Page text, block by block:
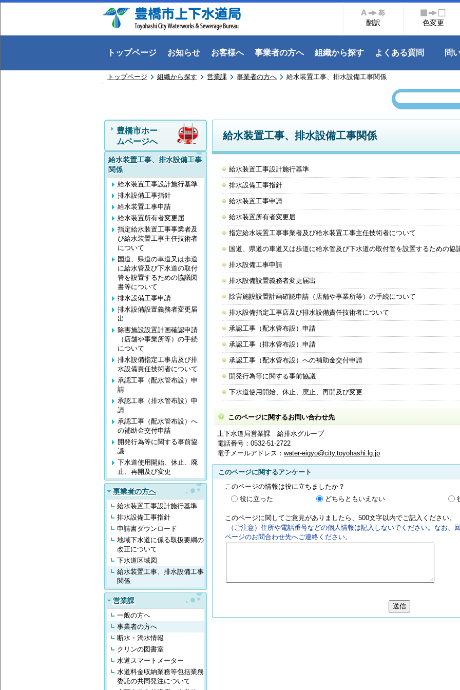
翻訳 色変更
トップページ お知らせ お客様へ 事業者の方へ 組織から探す よくある質問 問
トップページ 組織から探す 営業課 事業者の方へ 給水装置工事、排水設備工事関係
豊橋市ホー
ムページへ
給水装置工事、排水設備工事
関係
給水装置工事設計施行基準
排水設備工事指針
給水装置工事申請
給水装置所有者変更届
指定給水装置工事事業者及
び給水装置工事主任技術者
について
国道、県道の車道又は歩道
に給水管及び下水道の取付
管を設置するための協議図
書等について
排水設備工事申請
排水設備設置義務者変更届
出
除害施設設置計画確認申請
（店舗や事業所等）の手続
について
排水設備指定工事店及び排
水設備責任技術者について
承認工事（配水管布設）申
請
承認工事（排水管布設）申
請
承認工事（配水管布設）へ
の補助金交付申請
開発行為等に関する事前協
議
下水道使用開始、休止、廃
止、再開及び変更
事業者の方へ
給水装置工事設計施行基準
排水設備工事指針
申請書ダウンロード
地域下水道に係る取扱要綱の
改正について
下水道区域図
給水装置工事、排水設備工事
関係
営業課
一般の方へ
事業者の方へ
断水・濁水情報
クリンの図書室
水道スマートメーター
水道料金収納業務等包括業務
委託の共同発注について
給水装置工事、排水設備工事関係
給水装置工事設計施行基準
排水設備工事指針
給水装置工事申請
給水装置所有者変更届
指定給水装置工事事業者及び給水装置工事主任技術者について
国道、県道の車道又は歩道に給水管及び下水道の取付管を設置するための協
排水設備工事申請
排水設備設置義務者変更届出
除害施設設置計画確認申請（店舗や事業所等）の手続について
排水設備指定工事店及び排水設備責任技術者について
承認工事（配水管布設）申請
承認工事（排水管布設）申請
承認工事（配水管布設）への補助金交付申請
開発行為等に関する事前協議
下水道使用開始、休止、廃止、再開及び変更
このページに関するお問い合わせ先
上下水道局営業課 給排水グループ
電話番号：0532-51-2722
電子メールアドレス： water-eigyo@city.toyohashi.lg.jp
このページに関するアンケート
このページの情報は役に立ちましたか？
役に立った
どちらともいえない
このページに関してご意見がありましたら、500文字以内でご記入ください。
（ご注意）住所や電話番号などの個人情報は記入しないでください。なお、
ページのお問合わせ先へご連絡ください。